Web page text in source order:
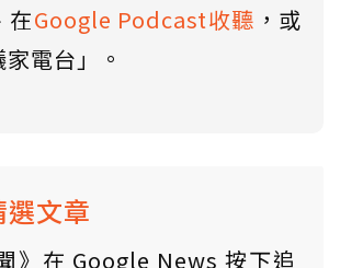
在Google Podcast收聽 ，或
電台」。
選文章
》在 Google News 按下追